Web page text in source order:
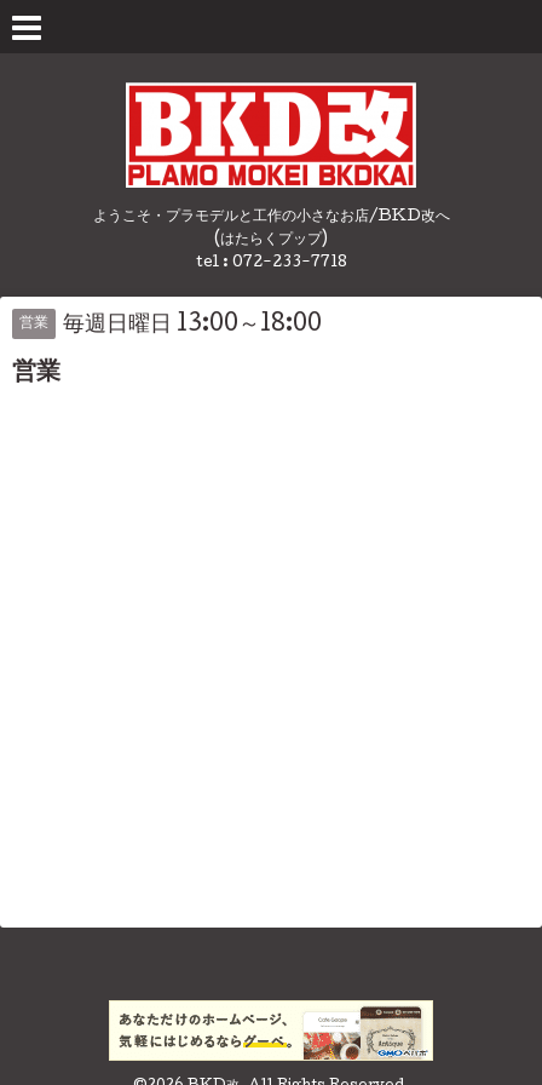
ようこそ・プラモデルと工作の小さなお店/BKD改へ
(はたらくプップ)
tel : 072-233-7718
営業 毎週日曜日 13:00～18:00
営業